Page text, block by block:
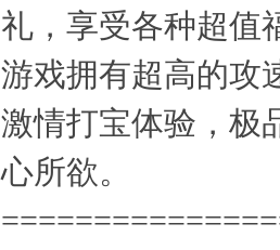
礼，享受各种超值
游戏拥有超高的攻
激情打宝体验，极
心所欲。